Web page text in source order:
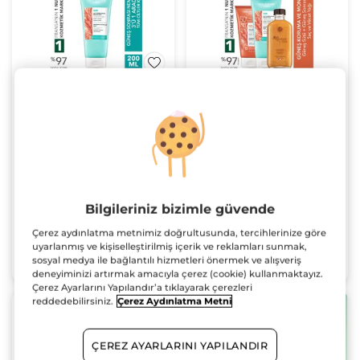
SEPETE EKLE
Güneş Sütü 150
ml&Güneş Sonrası Süt
200 ml&Monoi Işıltılı
SEPETE EKLE
YENİ
YENİ
Sete özel %33 indirimli
Bilgileriniz bizimle güvende
Çerez aydınlatma metnimiz doğrultusunda, tercihlerinize göre
uyarlanmış ve kişiselleştirilmiş içerik ve reklamları sunmak,
sosyal medya ile bağlantılı hizmetleri önermek ve alışveriş
deneyiminizi artırmak amacıyla çerez (cookie) kullanmaktayız.
Çerez Ayarlarını Yapılandır’a tıklayarak çerezleri
reddedebilirsiniz. Çerez Aydınlatma Metni
ÇEREZ AYARLARINI YAPILANDIR